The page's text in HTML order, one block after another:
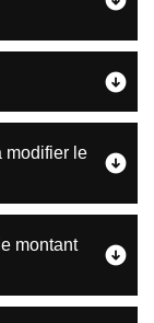
modifier le
montant